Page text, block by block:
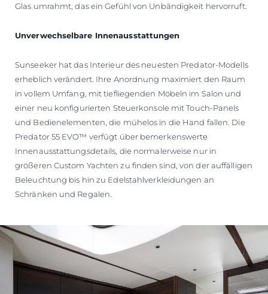
Glas umrahmt, das ein Gefühl von Unbändigkeit hervorruft.
Unverwechselbare Innenausstattungen
Sunseeker hat das Interieur des neuesten Predator-Modells
erheblich verändert. Ihre Anordnung maximiert den Raum
in vollem Umfang, mit tiefliegenden Möbeln im Salon und
einer neu konfigurierten Steuerkonsole mit Touch-Panels
und Bedienelementen, die mühelos in die Hand fallen. Die
Predator 55 EVO™ verfügt über bemerkenswerte
Innenausstattungsdetails, die normalerweise nur in
größeren Custom Yachten zu finden sind, von der auffälligen
Beleuchtung bis hin zu Edelstahlverkleidungen an
Schränken und Regalen.